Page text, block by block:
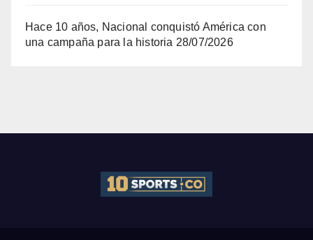
Hace 10 años, Nacional conquistó América con
una campaña para la historia 28/07/2026